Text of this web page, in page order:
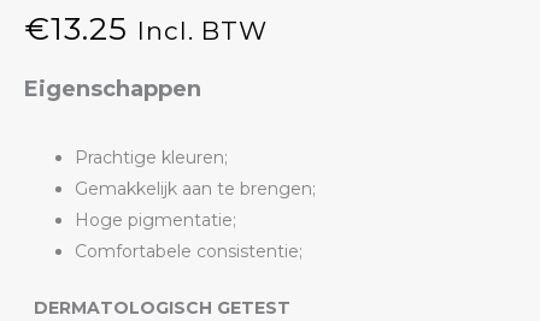
€13.25 Incl. BTW
Eigenschappen
Prachtige kleuren;
Gemakkelijk aan te brengen;
Hoge pigmentatie;
Comfortabele consistentie;
DERMATOLOGISCH GETEST